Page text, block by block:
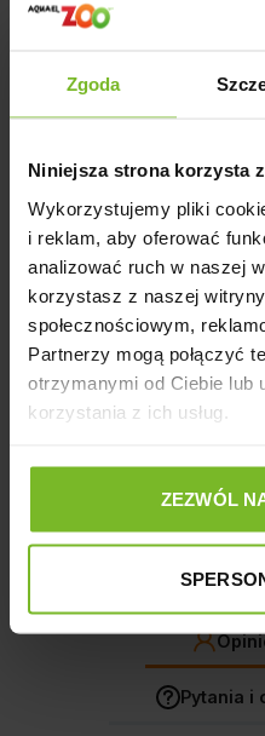
Zgoda
Niniejsza strona korzysta
Wykorzystujemy pliki
i reklam, aby oferować
analizować ruch w naszej
korzystasz z naszej
społecznościowym,
Partnerzy mogą połączyć
otrzymanymi od Ciebie lub
korzystania z ich usług.
ZEZWÓL
5.0
opinii klientów
z całego okresu
Pytania i